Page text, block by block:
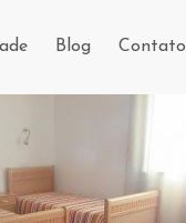
Blog Contato